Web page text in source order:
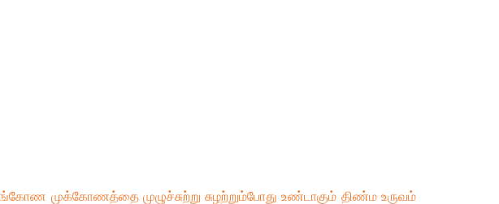
முக்கோணத்தை முழுச்சுற்று சுழற்றும்போது உண்டாகும் திண்ம உருவம்